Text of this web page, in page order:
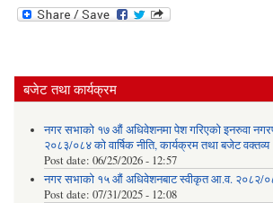
बजेट तथा कार्यक्रम
नगर सभाको १७ औं अधिवेशनमा पेश गरिएको इनरुवा
२०८३/०८४ को वार्षिक नीति, कार्यक्रम तथा बजेट वक्तव्य
Post date: 06/25/2026 - 12:57
नगर सभाको १५ औं अधिवेशनबाट स्वीकृत आ.व. २०८२/
Post date: 07/31/2025 - 12:08